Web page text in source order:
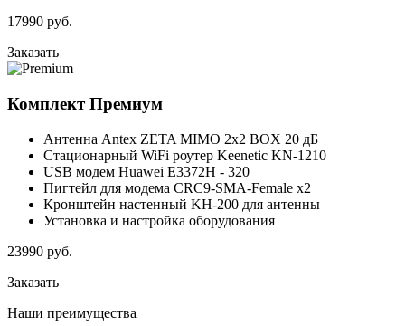
17990 руб.
Заказать
КомплектПремиум
Антенна Antex ZETA MIMO 2x2 BOX 20 дБ
Стационарный WiFi роутер Keenetic KN-1210
USB модем Huawei E3372H - 320
Пигтейл для модема CRC9-SMA-Female x2
Кронштейн настенный KH-200 для антенны
Установка и настройка оборудования
23990 руб.
Заказать
Наши преимущества